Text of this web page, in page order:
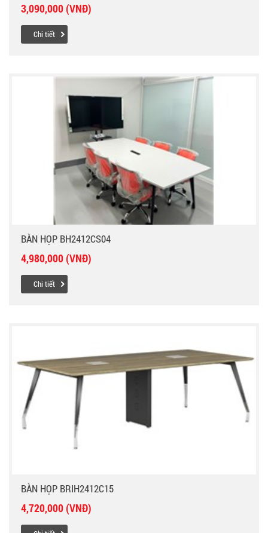
3,090,000 (VNĐ)
Chi tiết
BÀN HỌP BH2412CS04
4,980,000 (VNĐ)
Chi tiết
BÀN HỌP BRIH2412C15
4,720,000 (VNĐ)